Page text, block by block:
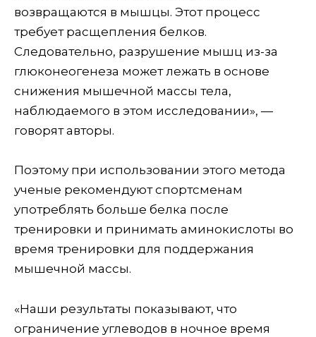
возвращаются в мышцы. Этот процесс
требует расщепления белков.
Следовательно, разрушение мышц из-за
глюконеогенеза может лежать в основе
снижения мышечной массы тела,
наблюдаемого в этом исследовании», —
говорят авторы.
Поэтому при использовании этого метода
ученые рекомендуют спортсменам
употреблять больше белка после
тренировки и принимать аминокислоты во
время тренировки для поддержания
мышечной массы.
«Наши результаты показывают, что
ограничение углеводов в ночное время